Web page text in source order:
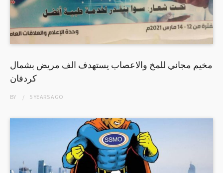
مخيم مجاني للمخ والاعصاب يستهدف الف مريض بشمال
كردفان
BY 5 YEARSAGO